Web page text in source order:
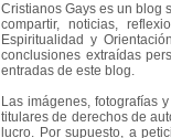
Cristianos Gays es un blog
compartir, noticias,
Espiritualidad y
conclusiones extraídas
entradas de este blog.
Las imágenes, fotografías
titulares de derechos de
lucro. Por supuesto, a